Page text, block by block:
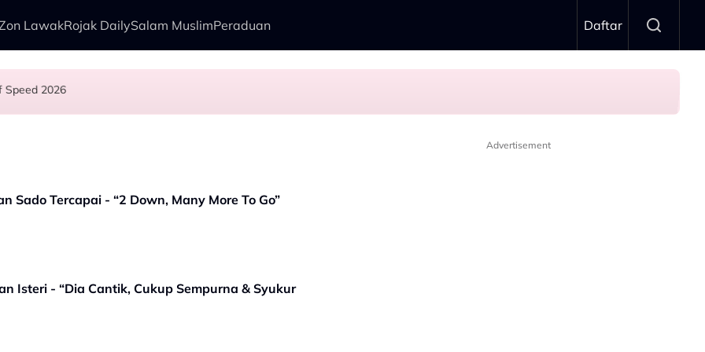
LawakRojak DailySalam MuslimPeraduan Daftar
Speed 2026Ranisha Jawab: “Bagi Saya Itu Satu…”
Kudrat 1968
Sado Tercapai - “2 Down, Many More To Go”
Isteri - “Dia Cantik, Cukup Sempurna & Syukur
Advertisement